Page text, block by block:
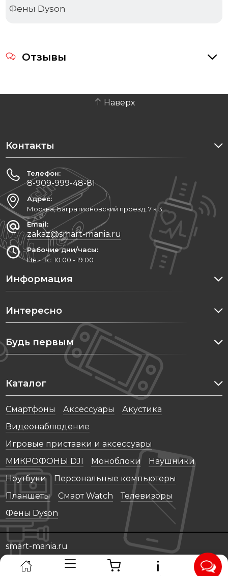
Фены Dyson
Отзывы
Наверх
Контакты
Телефон:
8-909-999-48-81
Адрес:
Москва, Багратионовский проезд, 7 к 3
Email:
zakaz@smart-mania.ru
Рабочие дни/часы:
Пн - Вс: 10:00 - 19:00
Информация
Интересно
Будь первым
Каталог
Cмартфоны Аксессуары
Акустика
Видеонаблюдение
Игровые приставки и аксессуары
МИКРОФОНЫ DJI
Моноблоки
Наушники
Ноутбуки
Персональные компьютеры
Планшеты
Смарт Watch
Телевизоры
Фены Dyson
smart-mania.ru
© 2021 - 2026 Все права защищены